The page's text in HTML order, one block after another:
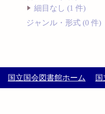
細目なし (1 件)
ジャンル・形式 (0 件)
国立国会図書館ホーム